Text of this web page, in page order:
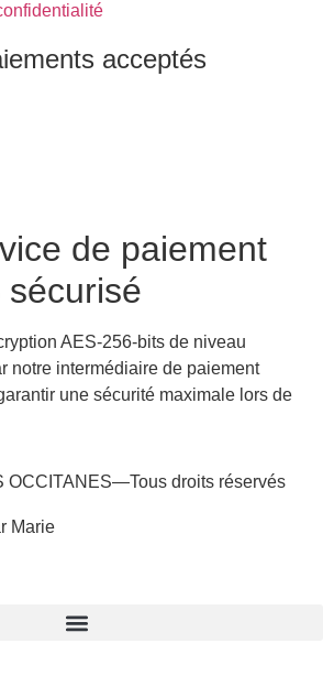
acceptés
de paiement
AES-256-bits de niveau
notre intermédiaire de paiement
une sécurité maximale lors de
OCCITANES—Tous droits réservés
Marie